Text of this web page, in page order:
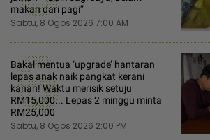
makan dari pagi”
Sabtu, 8 Ogos 2026 7:00 AM
6
Bakal mentua ‘upgrade’ hantaran
lepas anak naik pangkat kerani
kanan! Waktu merisik setuju
RM15,000... Lepas 2 minggu minta
RM25,000
Sabtu, 8 Ogos 2026 2:00 PM